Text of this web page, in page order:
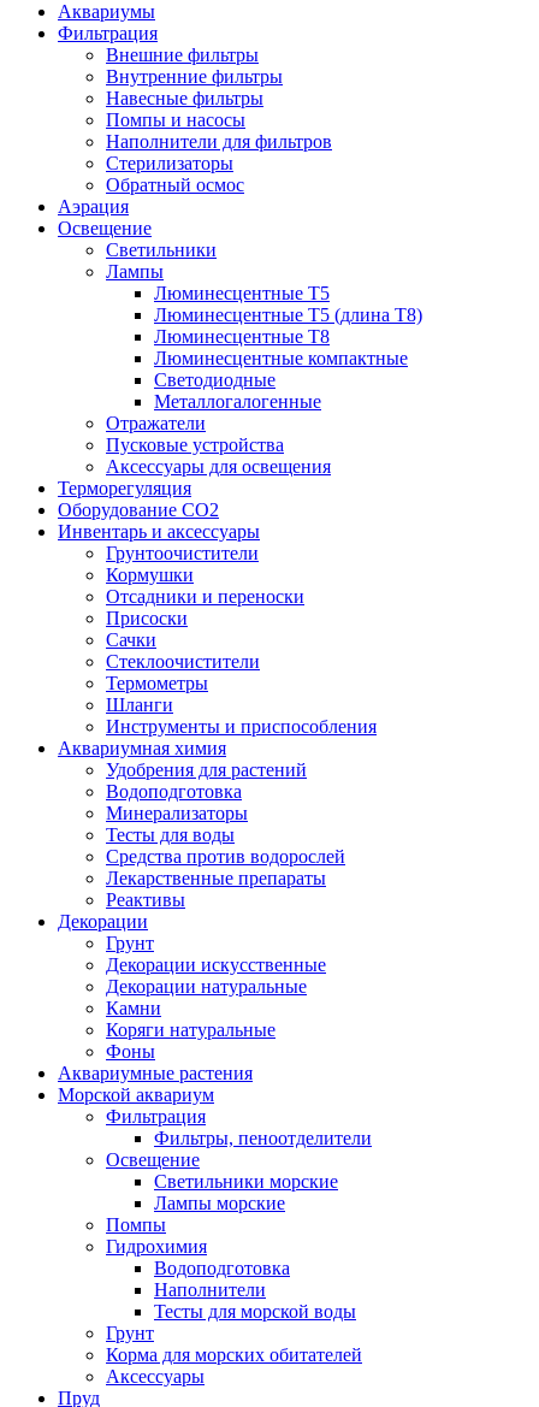
Аквариумы
Фильтрация
Внешние фильтры
Внутренние фильтры
Навесные фильтры
Помпы и насосы
Наполнители для фильтров
Стерилизаторы
Обратный осмос
Аэрация
Освещение
Светильники
Лампы
Люминесцентные T5
Люминесцентные T5 (длина T8)
Люминесцентные T8
Люминесцентные компактные
Светодиодные
Металлогалогенные
Отражатели
Пусковые устройства
Аксессуары для освещения
Терморегуляция
Оборудование CO2
Инвентарь и аксессуары
Грунтоочистители
Кормушки
Отсадники и переноски
Присоски
Сачки
Стеклоочистители
Термометры
Шланги
Инструменты и приспособления
Аквариумная химия
Удобрения для растений
Водоподготовка
Минерализаторы
Тесты для воды
Средства против водорослей
Лекарственные препараты
Реактивы
Декорации
Грунт
Декорации искусственные
Декорации натуральные
Камни
Коряги натуральные
Фоны
Аквариумные растения
Морской аквариум
Фильтрация
Фильтры, пеноотделители
Освещение
Светильники морские
Лампы морские
Помпы
Гидрохимия
Водоподготовка
Наполнители
Тесты для морской воды
Грунт
Корма для морских обитателей
Аксессуары
Пруд